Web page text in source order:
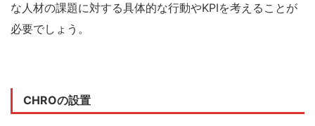
な人材の課題に対する具体的な行動やKPIを考えることが
必要でしょう。
CHROの設置